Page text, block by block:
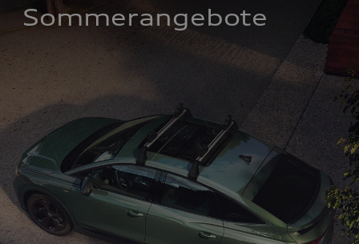
Sommerangebote